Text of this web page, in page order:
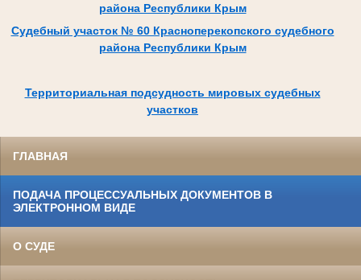
района Республики Крым
Судебный участок № 60 Красноперекопского судебного
района Республики Крым
Территориальная подсудность мировых судебных
участков
ГЛАВНАЯ
ПОДАЧА ПРОЦЕССУАЛЬНЫХ ДОКУМЕНТОВ В
ЭЛЕКТРОННОМ ВИДЕ
О СУДЕ